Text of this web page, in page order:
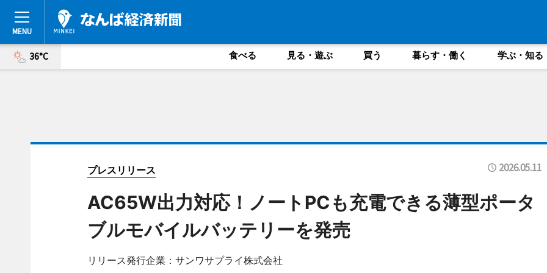
36°C 食べる 見る・遊ぶ 買う 暮らす・働く 学ぶ・知る
プレスリリース 2026.05.11
AC65W出力対応！ノートPCも充電できる薄型ポータ
ブルモバイルバッテリーを発売
リリース発行企業：サンワサプライ株式会社